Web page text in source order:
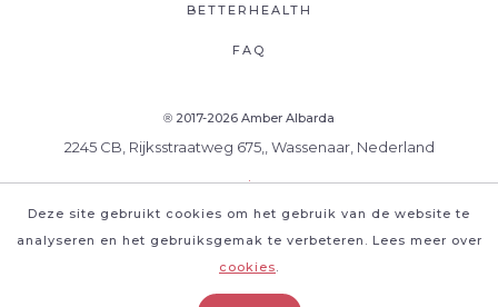
Deze site gebruikt cookies om het gebruik van de website te
analyseren en het gebruiksgemak te verbeteren. Lees meer over
cookies.
BETTERHEALTH
FAQ
® 2017-2026 Amber Albarda
2245 CB, Rijksstraatweg 675,, Wassenaar, Nederland